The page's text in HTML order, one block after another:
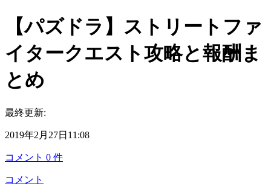
【パズドラ】ストリートファ
イタークエスト攻略と報酬ま
とめ
最終更新:
2019年2月27日11:08
コメント 0 件
コメント